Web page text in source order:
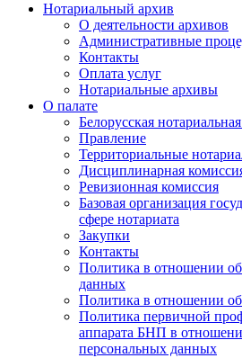
Нотариальный архив
О деятельности архивов
Административные
Контакты
Оплата услуг
Нотариальные архивы
О палате
Белорусская
Правление
Территориальные
Дисциплинарная
Ревизионная комиссия
Базовая организация
сфере нотариата
Закупки
Контакты
Политика в отношении
данных
Политика в отношении
Политика первичной
аппарата БНП в
персональных данных